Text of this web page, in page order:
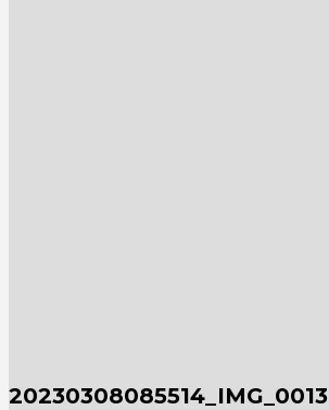
20230308085514_IMG_0013